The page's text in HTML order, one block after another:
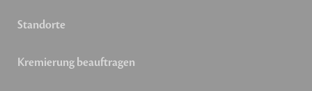
Standorte
Kremierung beauftragen